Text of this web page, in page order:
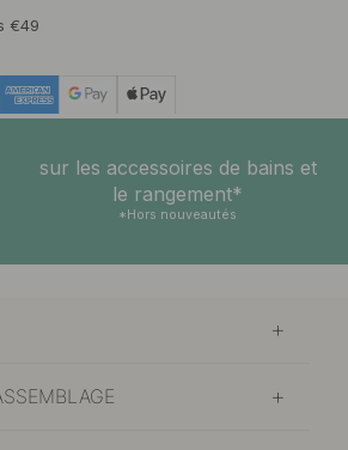
non traité 10.80 €
€49
sur les accessoires de bains et
le rangement*
*Hors nouveautés